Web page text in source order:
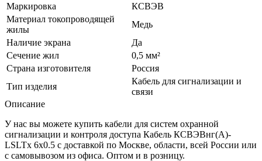
Маркировка
КСВЭВ
Материал токопроводящей
жилы
Медь
Наличие экрана
Да
Сечение жил
0,5 мм²
Страна изготовителя
Россия
Тип изделия
Кабель для сигнализации и
связи
Описание
У нас вы можете купить кабели для систем охранной
сигнализации и контроля доступа Кабель КСВЭВнг(A)-
LSLTx 6х0.5 с доставкой по Москве, области, всей России или
с самовывозом из офиса. Оптом и в розницу.